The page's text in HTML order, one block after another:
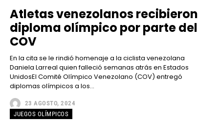
Atletas venezolanos recibieron
diploma olímpico por parte del
COV
En la cita se le rindió homenaje a la ciclista venezolana
Daniela Larreal quien falleció semanas atrás en Estados
UnidosEl Comité Olímpico Venezolano (COV) entregó
diplomas olímpicos a los...
23 AGOSTO, 2024
JUEGOS OLÍMPICOS